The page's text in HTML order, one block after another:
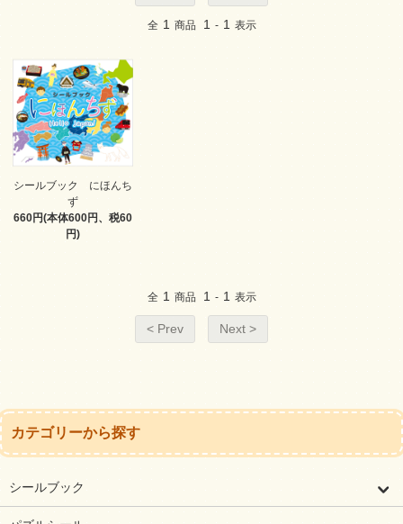
全 1 商品 1 - 1 表示
シールブック にほんち
ず
660円(本体600円、税60
円)
全 1 商品 1 - 1 表示
< Prev Next >
カテゴリーから探す
シールブック